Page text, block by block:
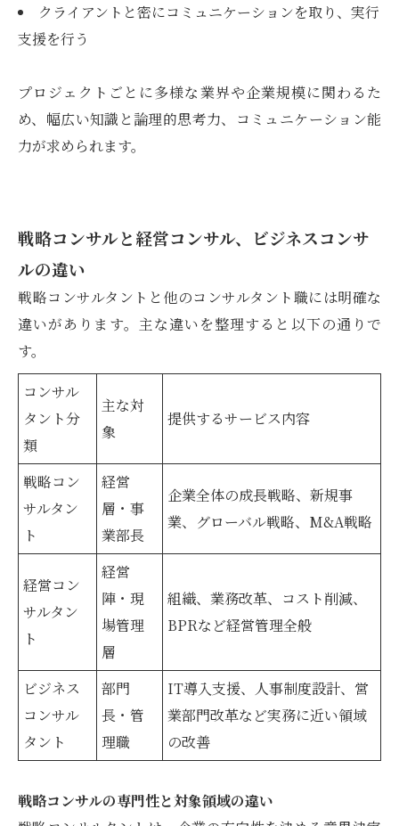
クライアントと密にコミュニケーションを取り、実行
支援を行う
プロジェクトごとに多様な業界や企業規模に関わるた
め、幅広い知識と論理的思考力、コミュニケーション能
力が求められます。
戦略コンサルと経営コンサル、ビジネスコンサ
ルの違い
戦略コンサルタントと他のコンサルタント職には明確な
違いがあります。主な違いを整理すると以下の通りで
す。
コンサル
タント分
類
主な対
象
提供するサービス内容
戦略コン
サルタン
ト
経営
層・事
業部長
企業全体の成長戦略、新規事
業、グローバル戦略、M&A戦略
経営コン
サルタン
ト
経営
陣・現
場管理
層
組織、業務改革、コスト削減、
BPRなど経営管理全般
ビジネス
コンサル
タント
部門
長・管
理職
IT導入支援、人事制度設計、営
業部門改革など実務に近い領域
の改善
戦略コンサルの専門性と対象領域の違い